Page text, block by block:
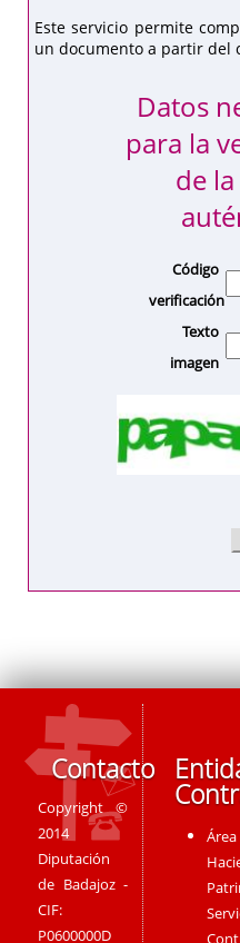
Este servicio permite
un documento a partir del
Datos
para la
de
Código
verificación
Texto
imagen
Contacto
Copyright ©
2014
Diputación
de Badajoz -
CIF:
P0600000D
Entidades